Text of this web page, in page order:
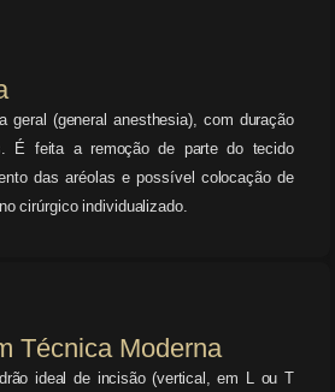
geral (general anesthesia), com duração
É feita a remoção de parte do tecido
das aréolas e possível colocação de
cirúrgico individualizado.
Técnica Moderna
ideal de incisão (vertical, em L ou T